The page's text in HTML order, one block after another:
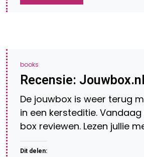
books
Recensie:
De jouwbox is weer terug
in een kersteditie.
box reviewen. Lezen jullie
Dit delen: